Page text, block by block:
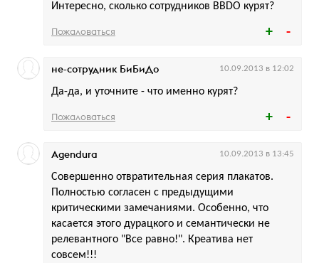
Интересно, сколько сотрудников BBDO курят?
Пожаловаться
Да-да, и уточните - что именно курят?
не-сотрудник БиБиДо 10.09.2013 в 12:02
Пожаловаться
Совершенно отвратительная серия плакатов.
Полностью согласен с предыдущими
критическими замечаниями. Особенно, что
касается этого дурацкого и семантически не
релевантного "Все равно!". Креатива нет
совсем!!!
Agendurа 10.09.2013 в 13:45